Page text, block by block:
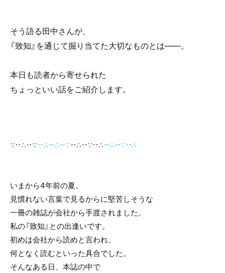
そう語る田中さんが、
『致知』を通じて掘り当てた大切なものとは――。
本日も読者から寄せられた
ちょっといい話をご紹介します。
∵‥∴‥∵ ‥∴‥∴‥∵ ‥∴‥∵‥∴ ‥∴‥∵‥∴
いまから4年前の夏。
見慣れない言葉で見るからに堅苦しそうな
一冊の雑誌が会社から手渡されました。
私の『致知』との出逢いです。
初めは会社から読めと言われ、
何となく読むといった具合でした。
そんなある日、本誌の中で